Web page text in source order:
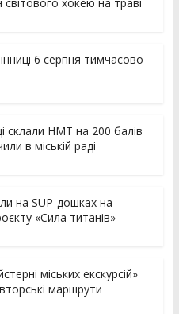
6 серпня тимчасово
склали НМТ на 200 балів
в міській раді
на SUP-дошках на
«Сила титанів»
міських екскурсій»
маршрути